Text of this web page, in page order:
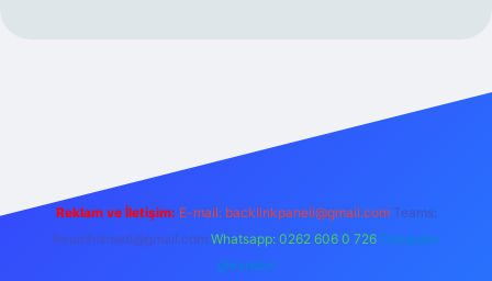
Reklam ve İletişim: E-mail: backlinkpaneli@gmail.com Teams:
forumhizmeti@gmail.com Whatsapp: 0262 606 0 726 Telegram:
@karabul